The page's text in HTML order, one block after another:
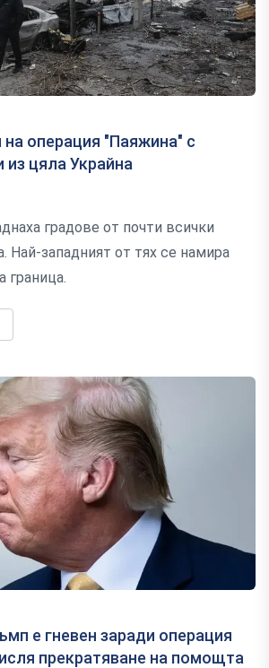
на операция "Паяжина" с
из цяла Украйна
градове от почти всички
Най-западният от тях се намира
граница.
е гневен заради операция
прекратяване на помощта